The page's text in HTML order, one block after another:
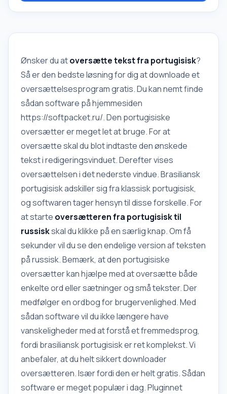
Ønsker du atoversætte tekst fra portugisisk?
Så er den bedste løsning for dig at downloade et
oversættelsesprogram gratis. Du kan nemt finde
sådan software på hjemmesiden
https://softpacket.ru/. Den portugisiske
oversætter er meget let at bruge. For at
oversætte skal du blot indtaste den ønskede
tekst i redigeringsvinduet. Derefter vises
oversættelsen i det nederste vindue. Brasiliansk
portugisisk adskiller sig fra klassisk portugisisk,
og softwaren tager hensyn til disse forskelle. For
at starte oversætteren fra portugisisk til
russiskskal du klikke på en særlig knap. Om få
sekunder vil du se den endelige version af teksten
på russisk. Bemærk, at den portugisiske
oversætter kan hjælpe med at oversætte både
enkelte ord eller sætninger og små tekster. Der
medfølger en ordbog for brugervenlighed. Med
sådan software vil du ikke længere have
vanskeligheder med at forstå et fremmedsprog,
fordi brasiliansk portugisisk er ret komplekst. Vi
anbefaler, at du helt sikkert downloader
oversætteren. Især fordi den er helt gratis. Sådan
software er meget populær i dag. Pluginnet